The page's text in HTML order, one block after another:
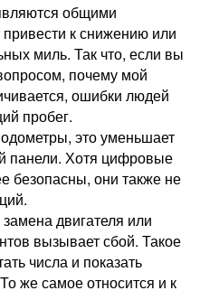
общими
к снижению или
миль. Так что, если вы
почему мой
ошибки людей
пробег.
это уменьшает
панели. Хотя цифровые
безопасны, они также не
двигателя или
вызывает сбой. Такое
числа и показать
же самое относится и к